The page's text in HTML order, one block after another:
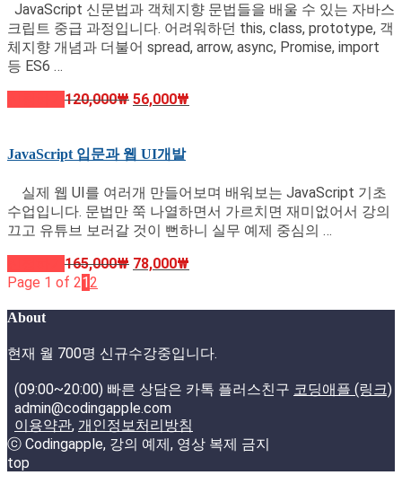
JavaScript 신문법과 객체지향 문법들을 배울 수 있는 자바스
크립트 중급 과정입니다. 어려워하던 this, class, prototype, 객
체지향 개념과 더불어 spread, arrow, async, Promise, import
등 ES6 …
120,000₩ 56,000₩
JavaScript 입문과 웹 UI개발
실제 웹 UI를 여러개 만들어보며 배워보는 JavaScript 기초
수업입니다. 문법만 쭉 나열하면서 가르치면 재미없어서 강의
끄고 유튜브 보러갈 것이 뻔하니 실무 예제 중심의 …
165,000₩ 78,000₩
Page 1 of 212
About
현재 월 700명 신규수강중입니다.
(09:00~20:00) 빠른 상담은 카톡 플러스친구 코딩애플 (링크)
admin@codingapple.com
이용약관, 개인정보처리방침
ⓒ Codingapple, 강의 예제, 영상 복제 금지
top